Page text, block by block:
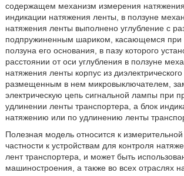
содержащем механизм измерения
индикации натяжения ленты, в ползуне
натяжения ленты выполнено углубление с
подпружиненным шариком, касающемся
ползуна его основания, в пазу которого
расстоянии от оси углубления в ползуне
натяжения ленты корпус из
размещенным в нем микровыключателем,
электрическую цепь сигнальной лампы при
удлинении ленты транспортера, а блок
натяжению или по удлинению ленты
Полезная модель относится к измерительной
частности к устройствам для контроля
лент транспортера, и может быть
машиностроения, а также во всех отраслях